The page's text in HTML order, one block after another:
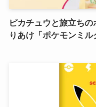
ピカチュウと旅立ち
りあけ「ポケモンミル